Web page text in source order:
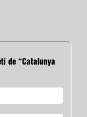
de “Catalunya